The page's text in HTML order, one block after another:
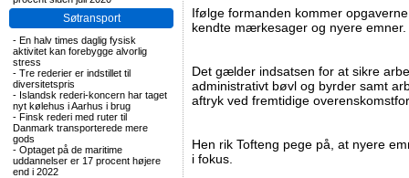
Søtransport
- En halv times daglig fysisk
aktivitet kan forebygge alvorlig
stress
- Tre rederier er indstillet til
diversitetspris
- Islandsk rederi-koncern har taget
nyt kølehus i Aarhus i brug
- Finsk rederi med ruter til
Danmark transporterede mere
gods
- Optaget på de maritime
uddannelser er 17 procent højere
end i 2022
Ifølge formanden kommer
kendte mærkesager og nyere emner.
Det gælder indsatsen for at sikre
administrativt bøvl og byrder samt
aftryk ved fremtidige
Hen rik Tofteng pege på, at nyere
i fokus.